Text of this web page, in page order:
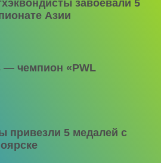
завоевали 5
Азии
— чемпион «PWL
привезли 5 медалей с